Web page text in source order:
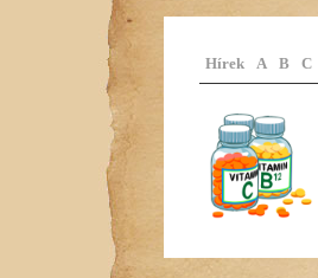
Hírek A B C